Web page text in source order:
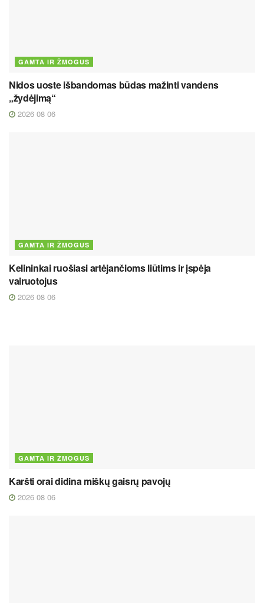
GAMTA IR ŽMOGUS
Nidos uoste išbandomas būdas mažinti vandens
„žydėjimą“
2026 08 06
GAMTA IR ŽMOGUS
Kelininkai ruošiasi artėjančioms liūtims ir įspėja
vairuotojus
2026 08 06
GAMTA IR ŽMOGUS
Karšti orai didina miškų gaisrų pavojų
2026 08 06